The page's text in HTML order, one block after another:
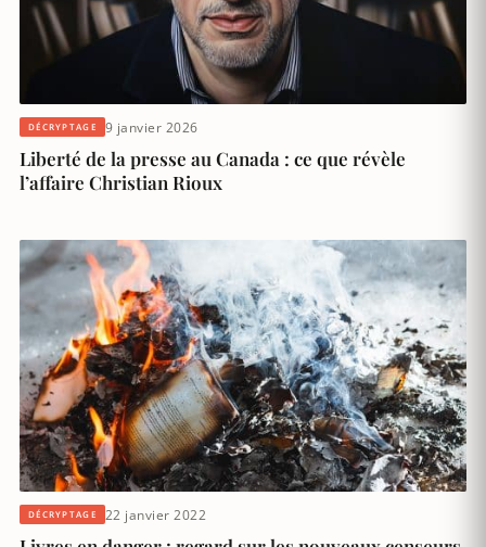
DÉCRYPTAGE 9 janvier 2026
Liberté de la presse au Canada : ce que révèle
l’affaire Christian Rioux
DÉCRYPTAGE 22 janvier 2022